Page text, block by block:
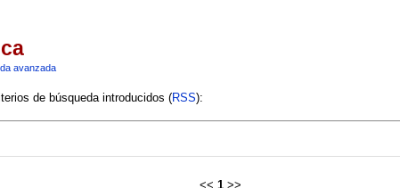
avanzada
de búsqueda introducidos (RSS):
<< 1>>